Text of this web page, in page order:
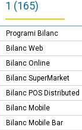
1 (165)
Programi Bilanc
Bilanc Web
Bilanc Online
Bilanc SuperMarket
Bilanc POS Distributed
Bilanc Mobile
Bilanc Mobile Bar